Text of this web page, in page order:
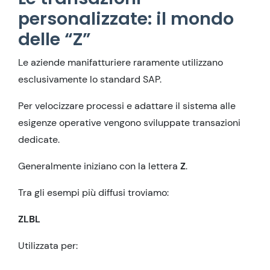
personalizzate: il mondo
delle “Z”
Le aziende manifatturiere raramente utilizzano
esclusivamente lo standard SAP.
Per velocizzare processi e adattare il sistema alle
esigenze operative vengono sviluppate transazioni
dedicate.
Generalmente iniziano con la lettera Z.
Tra gli esempi più diffusi troviamo:
ZLBL
Utilizzata per: